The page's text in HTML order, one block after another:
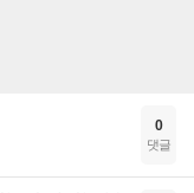
0
댓글